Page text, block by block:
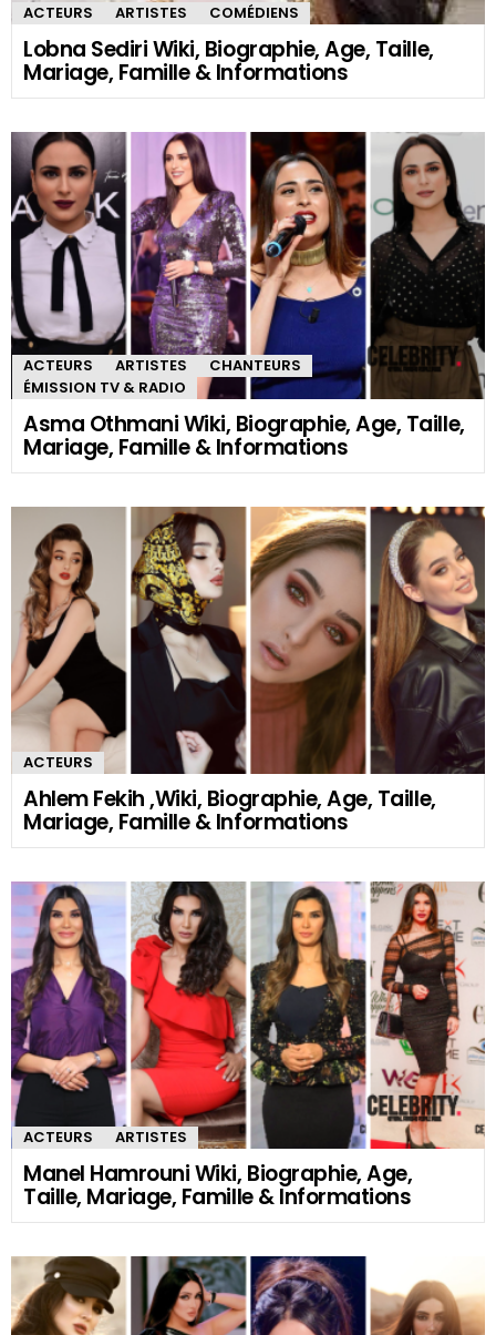
ACTEURS ARTISTES COMÉDIENS
Lobna Sediri Wiki, Biographie, Age, Taille,
Mariage, Famille & Informations
ACTEURS ARTISTES
CHANTEURS
ÉMISSION TV & RADIO
Asma Othmani Wiki, Biographie, Age, Taille,
Mariage, Famille & Informations
ACTEURS
Ahlem Fekih ,Wiki, Biographie, Age, Taille,
Mariage, Famille & Informations
ACTEURS ARTISTES
Manel Hamrouni Wiki, Biographie, Age,
Taille, Mariage, Famille & Informations